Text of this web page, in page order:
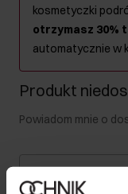
kosmetyczki
otrzymasz 30%
automatycznie w
Produkt
Powiadom mnie o